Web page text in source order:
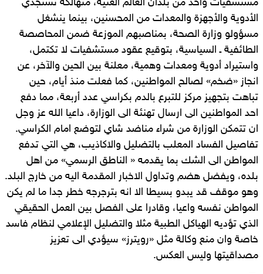
مستشفيات واحد من بلدان العالم الغنية، متهالكة تستجدي
الأدوية والأجهزة والمعدات من المحسنين، بينما ينشغل
مسؤولو وزارة الصحة، بمناصبهم الموزعة ضمن المحاصصة
الطائفية ـ السياسية، بتوقيع عقود مستشفيات لا تكتمل،
واستيراد أدوية ومعدات وهمية، معلنة بين الحين والآخر، عن
انجاز «ضخم» لصالح المواطنين، كما فعلت منذ أيام، حين
تباهت بتجهيز مركز للتبرع بالدم بكراسي عدد أربعة، مما دفع
احد المواطنين الى ارسال تهنئة الى الوزارة، داعيا الله عز وجل
ان تتمكن الوزارة من شراء مناضد شاي لتوضع امام الكراسي.
تفاصيل الفساد المعلب بالتضليل والاكاذيب، هي التي تدفع
المواطن الى الشك بما يقدمه « الناطق الرسمي» من اهل
بلده، ويفضل هضم وتداول الاخبار المقدمة اليه من خارج البلد.
وهو موقف قد يبدو بسيطا الا انه بترجرجه خطر جدا ما لم يكن
المواطن نفسه واعيا، وقادرا على الفصل بين العمل الحقيقي
الذي تؤديه الهياكل الطبية مثلا والتضليل الإعلامي لنظام فاسد
خاصة وان منع وكالة مثل «رويترز» سيؤدي الى تعزيز
مصداقيتها وليس العكس.